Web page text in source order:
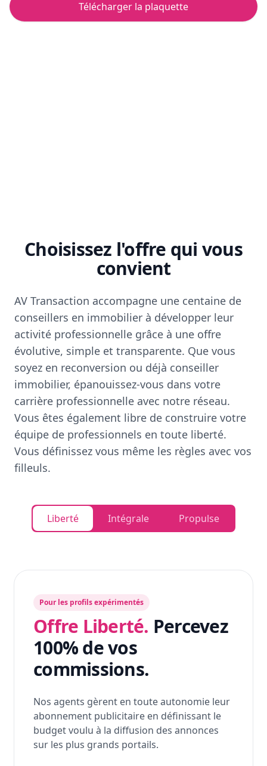
Télécharger la plaquette
Choisissez l'offre qui vous
convient
AV Transaction accompagne une centaine de
conseillers en immobilier à développer leur
activité professionnelle grâce à une offre
évolutive, simple et transparente. Que vous
soyez en reconversion ou déjà conseiller
immobilier, épanouissez-vous dans votre
carrière professionnelle avec notre réseau.
Vous êtes également libre de construire votre
équipe de professionnels en toute liberté.
Vous définissez vous même les règles avec vos
filleuls.
Liberté Intégrale Propulse
Pour les profils expérimentés
Offre Liberté. Percevez
100% de vos
commissions.
Nos agents gèrent en toute autonomie leur
abonnement publicitaire en définissant le
budget voulu à la diffusion des annonces
sur les plus grands portails.